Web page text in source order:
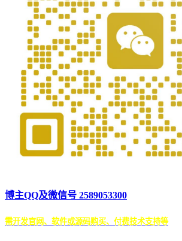
博主QQ及微信号 2589053300
需开发官网、软件或源码购买、付费技术支持等